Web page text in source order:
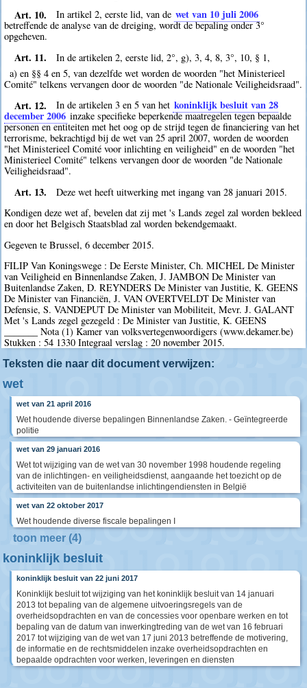
Art. 10. In artikel 2, eerste lid, van de wet van 10 juli 2006
betreffende de analyse van de dreiging, wordt de bepaling onder 3°
opgeheven.
Art. 11.
In de artikelen 2, eerste lid, 2°, g), 3, 4, 8, 3°, 10, § 1,
a) en §§ 4 en 5, van dezelfde wet worden de woorden "het Ministerieel
Comité" telkens vervangen door de woorden "de Nationale Veiligheidsraad".
Art. 12. In de artikelen 3 en 5 van het koninklijk besluit van 28
december 2006 inzake specifieke beperkende maatregelen tegen bepaalde
personen en entiteiten met het oog op de strijd tegen de financiering van het
terrorisme, bekrachtigd bij de wet van 25 april 2007, worden de woorden
"het Ministerieel Comité voor inlichting en veiligheid" en de woorden "het
Ministerieel Comité" telkens vervangen door de woorden "de Nationale
Veiligheidsraad".
Art. 13.
Deze wet heeft uitwerking met ingang van 28 januari 2015.
Kondigen deze wet af, bevelen dat zij met 's Lands zegel zal worden bekleed
en door het Belgisch Staatsblad zal worden bekendgemaakt.
Gegeven te Brussel, 6 december 2015.
FILIP Van Koningswege : De Eerste Minister, Ch. MICHEL De Minister
van Veiligheid en Binnenlandse Zaken, J. JAMBON De Minister van
Buitenlandse Zaken, D. REYNDERS De Minister van Justitie, K. GEENS
De Minister van Financiën, J. VAN OVERTVELDT De Minister van
Defensie, S. VANDEPUT De Minister van Mobiliteit, Mevr. J. GALANT
Met 's Lands zegel gezegeld : De Minister van Justitie, K. GEENS
_______ Nota (1) Kamer van volksvertegenwoordigers (www.dekamer.be)
Stukken : 54 1330 Integraal verslag : 20 november 2015.
Teksten die naar dit document verwijzen:
wet
wet van 21 april 2016
Wet houdende diverse bepalingen Binnenlandse Zaken. - Geïntegreerde
politie
wet van 29 januari 2016
Wet tot wijziging van de wet van 30 november 1998 houdende regeling
van de inlichtingen- en veiligheidsdienst, aangaande het toezicht op de
activiteiten van de buitenlandse inlichtingendiensten in België
wet van 22 oktober 2017
Wet houdende diverse fiscale bepalingen I
toon meer (4)
koninklijk besluit
koninklijk besluit van 22 juni 2017
Koninklijk besluit tot wijziging van het koninklijk besluit van 14 januari
2013 tot bepaling van de algemene uitvoeringsregels van de
overheidsopdrachten en van de concessies voor openbare werken en tot
bepaling van de datum van inwerkingtreding van de wet van 16 februari
2017 tot wijziging van de wet van 17 juni 2013 betreffende de motivering,
de informatie en de rechtsmiddelen inzake overheidsopdrachten en
bepaalde opdrachten voor werken, leveringen en diensten